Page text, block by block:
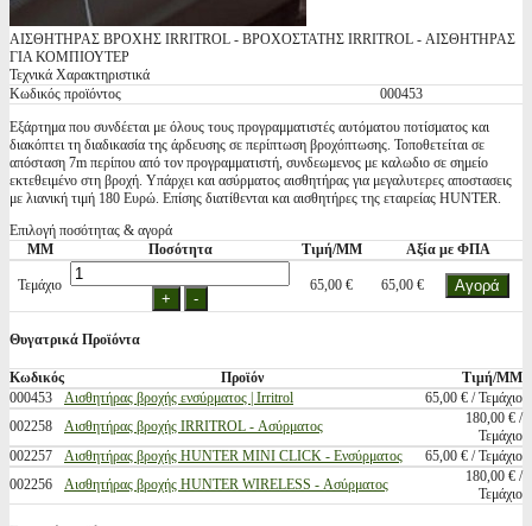
ΑΙΣΘΗΤΗΡΑΣ ΒΡΟΧΗΣ IRRITROL - ΒΡΟΧΟΣΤΑΤΗΣ IRRITROL - ΑΙΣΘΗΤΗΡΑΣ
ΓΙΑ ΚΟΜΠΙΟΥΤΕΡ
Τεχνικά Χαρακτηριστικά
Κωδικός προϊόντος
000453
Εξάρτημα που συνδέεται με όλους τους προγραμματιστές αυτόματου ποτίσματος και
διακόπτει τη διαδικασία της άρδευσης σε περίπτωση βροχόπτωσης. Τοποθετείται σε
απόσταση 7m περίπου από τον προγραμματιστή, συνδεωμενος με καλωδιο σε σημείο
εκτεθειμένο στη βροχή. Υπάρχει και ασύρματος αισθητήρας για μεγαλυτερες αποστασεις
με λιανική τιμή 180 Ευρώ. Επίσης διατίθενται και αισθητήρες της εταιρείας HUNTER.
Επιλογή ποσότητας & αγορά
ΜΜ
Ποσότητα Τιμή/ΜΜ Αξία με ΦΠΑ
Τεμάχιο 65,00 € 65,00 €
Θυγατρικά Προϊόντα
Κωδικός Προϊόν
Τιμή/ΜΜ
000453
Αισθητήρας βροχής ενσύρματος | Irritrol
65,00 € / Τεμάχιο
002258
Αισθητήρας βροχής IRRITROL - Ασύρματος
180,00 € /
Τεμάχιο
002257
Αισθητήρας βροχής HUNTER MINI CLICK - Ενσύρματος
65,00 € / Τεμάχιο
002256
Αισθητήρας βροχής HUNTER WIRELESS - Ασύρματος
180,00 € /
Τεμάχιο